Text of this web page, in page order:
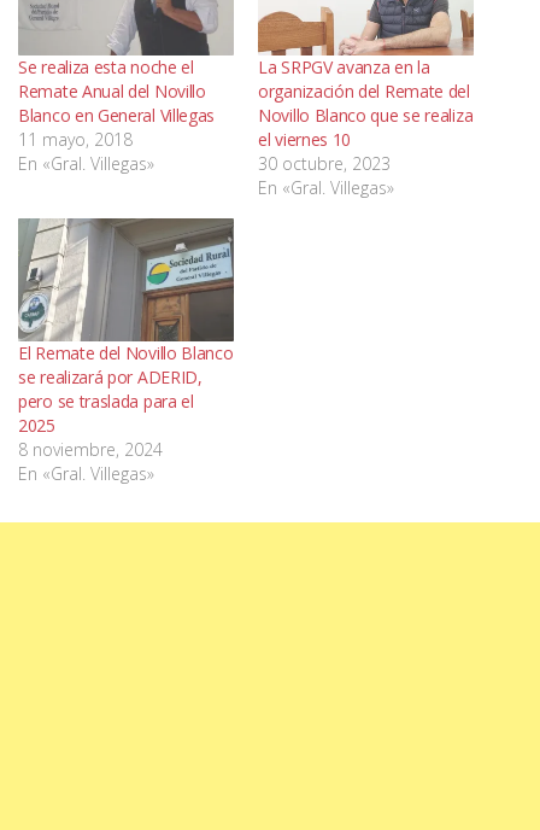
Se realiza esta noche el
Remate Anual del Novillo
Blanco en General Villegas
11 mayo, 2018
En «Gral. Villegas»
La SRPGV avanza en la
organización del Remate del
Novillo Blanco que se realiza
el viernes 10
30 octubre, 2023
En «Gral. Villegas»
El Remate del Novillo Blanco
se realizará por ADERID,
pero se traslada para el
2025
8 noviembre, 2024
En «Gral. Villegas»